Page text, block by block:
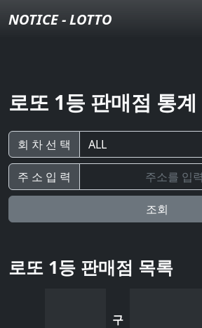
NOTICE - LOTTO
로또 1등 판매점 통계
회 차 선 택
주 소 입 력
조회
로또 1등 판매점 목록
구